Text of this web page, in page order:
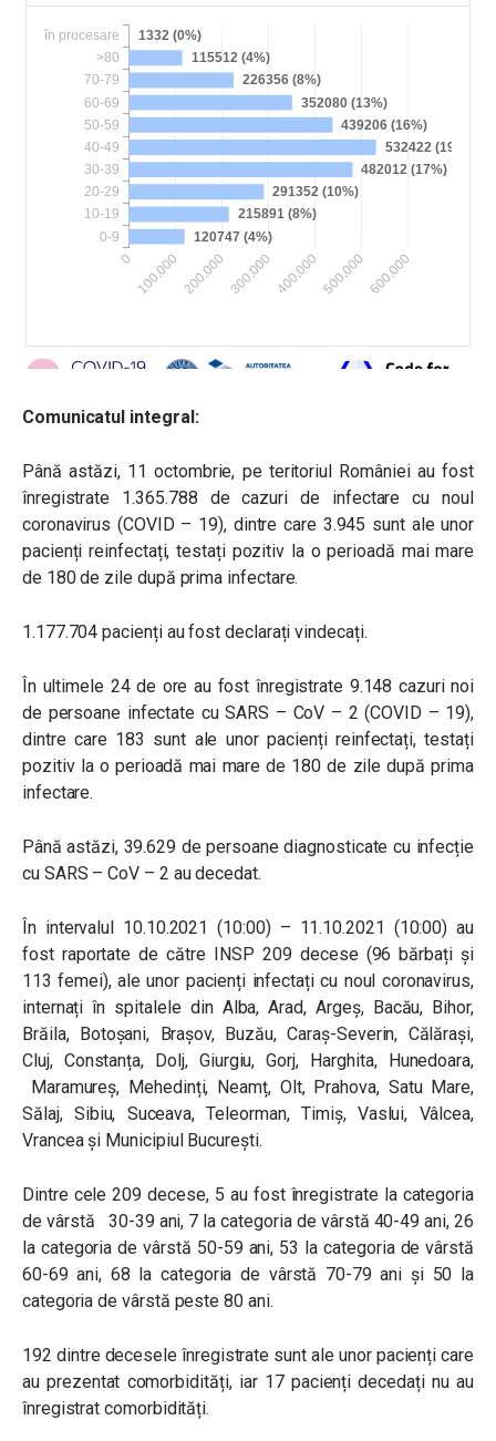
Comunicatul integral:
Până astăzi, 11 octombrie, pe teritoriul României au fost
înregistrate 1.365.788 de cazuri de infectare cu noul
coronavirus (COVID – 19), dintre care 3.945 sunt ale unor
pacienți reinfectați, testați pozitiv la o perioadă mai mare
de 180 de zile după prima infectare.
1.177.704 pacienți au fost declarați vindecați.
În ultimele 24 de ore au fost înregistrate 9.148 cazuri noi
de persoane infectate cu SARS – CoV – 2 (COVID – 19),
dintre care 183 sunt ale unor pacienți reinfectați, testați
pozitiv la o perioadă mai mare de 180 de zile după prima
infectare.
Până astăzi, 39.629 de persoane diagnosticate cu infecție
cu SARS – CoV – 2 au decedat.
În intervalul 10.10.2021 (10:00) – 11.10.2021 (10:00) au
fost raportate de către INSP 209 decese (96 bărbați și
113 femei), ale unor pacienți infectați cu noul coronavirus,
internați în spitalele din Alba, Arad, Argeș, Bacău, Bihor,
Brăila, Botoșani, Brașov, Buzău, Caraș-Severin, Călărași,
Cluj, Constanța, Dolj, Giurgiu, Gorj, Harghita, Hunedoara,
Maramureș, Mehedinți, Neamț, Olt, Prahova, Satu Mare,
Sălaj, Sibiu, Suceava, Teleorman, Timiș, Vaslui, Vâlcea,
Vrancea și Municipiul București.
Dintre cele 209 decese, 5 au fost înregistrate la categoria
de vârstă 30-39 ani, 7 la categoria de vârstă 40-49 ani, 26
la categoria de vârstă 50-59 ani, 53 la categoria de vârstă
60-69 ani, 68 la categoria de vârstă 70-79 ani și 50 la
categoria de vârstă peste 80 ani.
192 dintre decesele înregistrate sunt ale unor pacienți care
au prezentat comorbidități, iar 17 pacienți decedați nu au
înregistrat comorbidități.